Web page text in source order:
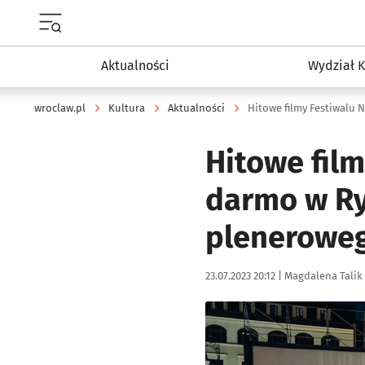
Aktualności Wydział
wroclaw.pl Kultura Aktualności
Hitowe
darmo w
Data publikacji:
23.07.2023 20:12 | Autor:
Magdalena Talik
Kliknij, aby zobaczyć